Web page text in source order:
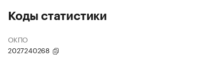
Коды статистики
ОКПО
2027240268